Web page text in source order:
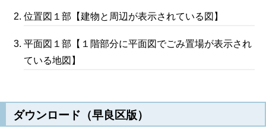
位置図１部【建物と周辺が表示されている図】
平面図１部【１階部分に平面図でごみ置場が表示され
ている地図】
ダウンロード（早良区版）